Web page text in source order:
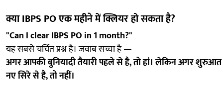
क्या IBPS PO एक महीने में क्लियर हो सकता है?
"Can I clear IBPS PO in 1 month?"
यह सबसे चर्चित प्रश्न है। जवाब सच्चा है —
अगर आपकी बुनियादी तैयारी पहले से है, तो हां। लेकिन अगर शुरुआत
नए सिरे से है, तो नहीं।